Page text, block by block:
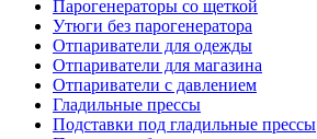
Парогенераторы со щеткой
Утюги без парогенератора
Отпариватели для одежды
Отпариватели для магазина
Отпариватели с давлением
Гладильные прессы
Подставки под гладильные прессы